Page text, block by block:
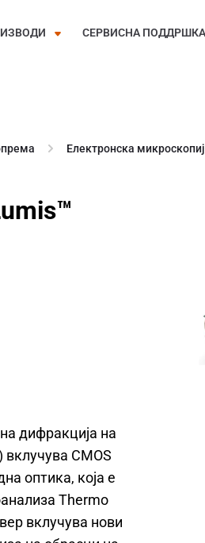
СЕРВИСНА ПОДДРШКА
Електронска
дифракција на
вклучува CMOS
оптика, која е
Thermo
вклучува нови